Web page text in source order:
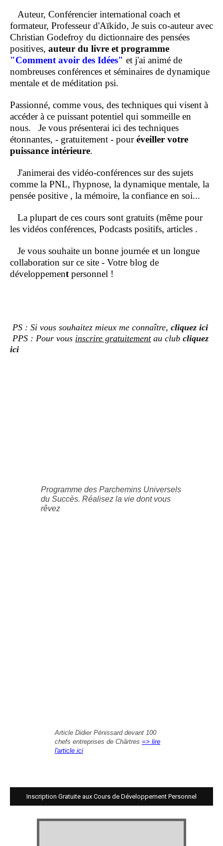
Auteur, Conférencier international coach et
formateur, Professeur d'Aïkido, Je suis co-auteur avec
Christian Godefroy du dictionnaire des pensées
positives, auteur du livre et programme
"Comment avoir des Idées" et j'ai animé de
nombreuses conférences et séminaires de dynamique
mentale et de méditation psi.
Passionné, comme vous, des techniques qui visent à
accéder à ce puissant potentiel qui sommeille en
nous. Je vous présenterai ici des techniques
étonnantes, - gratuitement - pouréveiller votre
puissance intérieure.
J'animerai des vidéo-conférences sur des sujets
comme la PNL, l'hypnose, la dynamique mentale, la
pensée positive , la mémoire, la confiance en soi...
La plupart de ces cours sont gratuits (même pour
les vidéos conférences, Podcasts positifs, articles .
Je vous souhaite un bonne journée et un longue
collaboration sur ce site - Votre blog de
développement personnel !
PS : Si vous souhaitez mieux me connaître, cliquez ici
PPS : Pour vous inscrire gratuitementau club cliquez
ici
Programme des Parchemins Universels
du Succès. Réalisez la vie dont vous
rêvez
Article Didier Pénissard devant 100
chefs entreprises de Chârtres => lire
l'article ici
Inscription Gratuite aux Cours de Développement Personnel